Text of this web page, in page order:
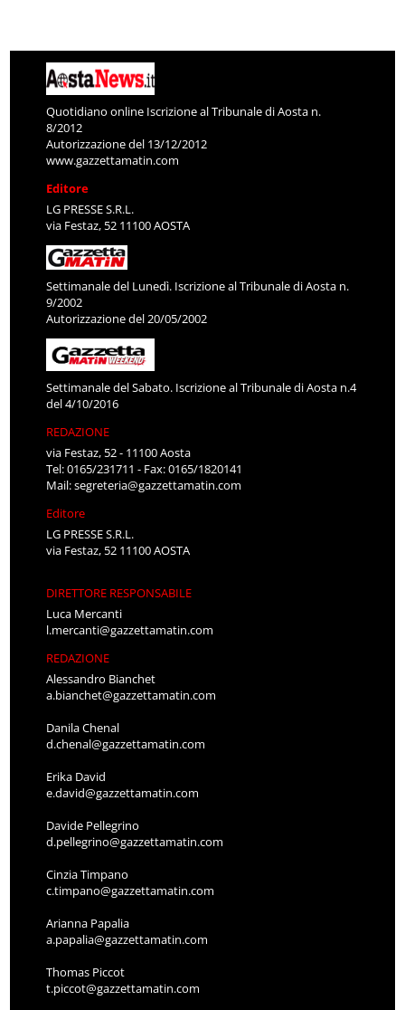
Quotidiano online Iscrizione al Tribunale di Aosta n.
8/2012
Autorizzazione del 13/12/2012
www.gazzettamatin.com
Editore
LG PRESSE S.R.L.
via Festaz, 52 11100 AOSTA
Settimanale del Lunedì. Iscrizione al Tribunale di Aosta n.
9/2002
Autorizzazione del 20/05/2002
Settimanale del Sabato. Iscrizione al Tribunale di Aosta n.4
del 4/10/2016
REDAZIONE
via Festaz, 52 - 11100 Aosta
Tel: 0165/231711 - Fax: 0165/1820141
Mail:segreteria@gazzettamatin.com
Editore
LG PRESSE S.R.L.
via Festaz, 52 11100 AOSTA
DIRETTORE RESPONSABILE
Luca Mercanti
l.mercanti@gazzettamatin.com
REDAZIONE
Alessandro Bianchet
a.bianchet@gazzettamatin.com
Danila Chenal
d.chenal@gazzettamatin.com
Erika David
e.david@gazzettamatin.com
Davide Pellegrino
d.pellegrino@gazzettamatin.com
Cinzia Timpano
c.timpano@gazzettamatin.com
Arianna Papalia
a.papalia@gazzettamatin.com
Thomas Piccot
t.piccot@gazzettamatin.com